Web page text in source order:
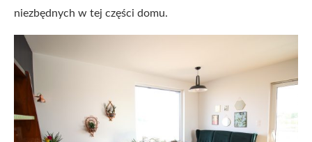
niezbędnych w tej części domu.